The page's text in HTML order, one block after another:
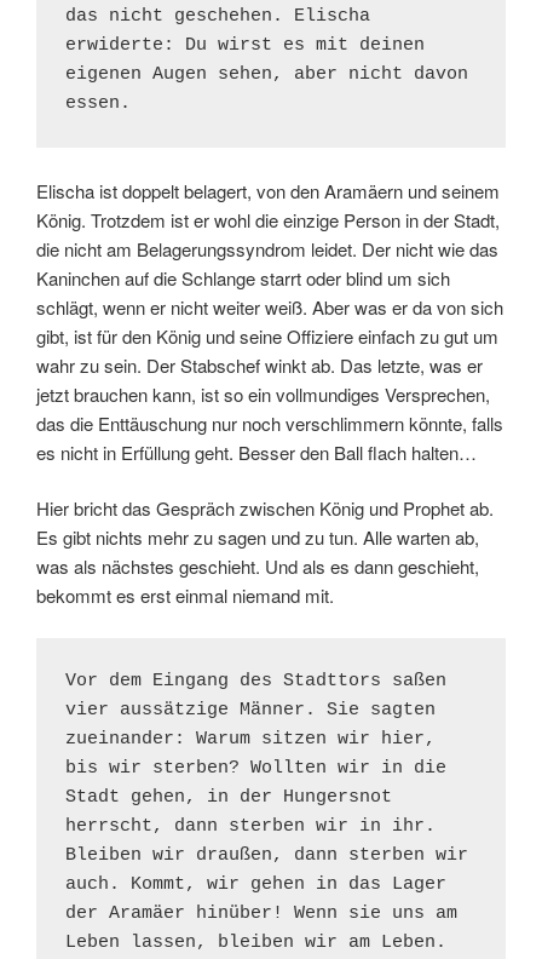
das nicht geschehen. Elischa
erwiderte: Du wirst es mit deinen
eigenen Augen sehen, aber nicht davon
essen.
Elischa ist doppelt belagert, von den Aramäern und seinem
König. Trotzdem ist er wohl die einzige Person in der Stadt,
die nicht am Belagerungssyndrom leidet. Der nicht wie das
Kaninchen auf die Schlange starrt oder blind um sich
schlägt, wenn er nicht weiter weiß. Aber was er da von sich
gibt, ist für den König und seine Offiziere einfach zu gut um
wahr zu sein. Der Stabschef winkt ab. Das letzte, was er
jetzt brauchen kann, ist so ein vollmundiges Versprechen,
das die Enttäuschung nur noch verschlimmern könnte, falls
es nicht in Erfüllung geht. Besser den Ball flach halten…
Hier bricht das Gespräch zwischen König und Prophet ab.
Es gibt nichts mehr zu sagen und zu tun. Alle warten ab,
was als nächstes geschieht. Und als es dann geschieht,
bekommt es erst einmal niemand mit.
Vor dem Eingang des Stadttors saßen
vier aussätzige Männer. Sie sagten
zueinander: Warum sitzen wir hier,
bis wir sterben? Wollten wir in die
Stadt gehen, in der Hungersnot
herrscht, dann sterben wir in ihr.
Bleiben wir draußen, dann sterben wir
auch. Kommt, wir gehen in das Lager
der Aramäer hinüber! Wenn sie uns am
Leben lassen, bleiben wir am Leben.